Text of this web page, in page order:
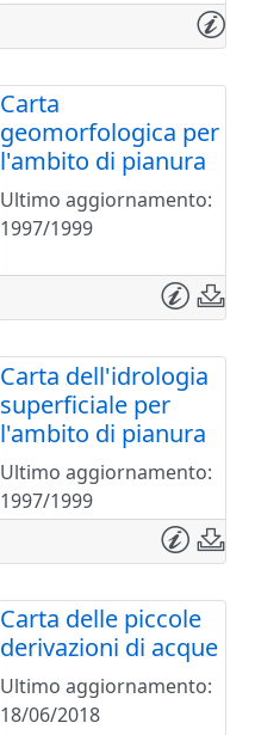
Carta
geomorfologica per
l'ambito di pianura
Ultimo aggiornamento:
1997/1999
Carta dell'idrologia
superficiale per
l'ambito di pianura
Ultimo aggiornamento:
1997/1999
Carta delle piccole
derivazioni di acque
Ultimo aggiornamento:
18/06/2018